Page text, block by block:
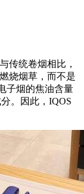
传统卷烟相比，
烧烟草，而不是
子烟的焦油含量
。因此，IQOS